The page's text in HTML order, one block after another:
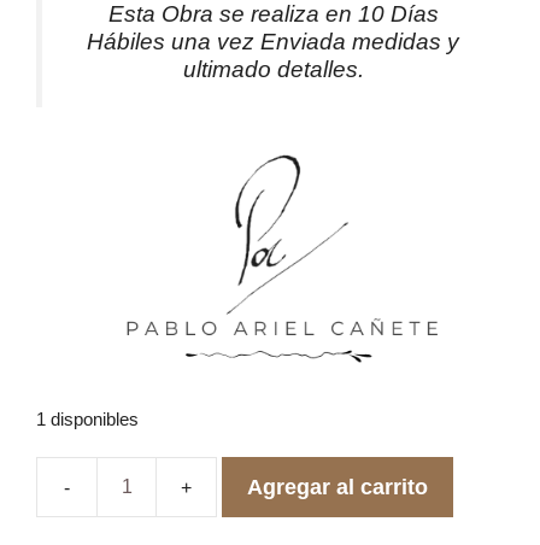
Esta Obra se realiza en 10 Días
Hábiles una vez Enviada medidas y
ultimado detalles.
1 disponibles
Anillo
de
Agregar al carrito